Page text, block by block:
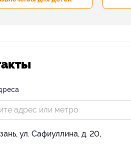
ул. Сафиуллина, д. 20,